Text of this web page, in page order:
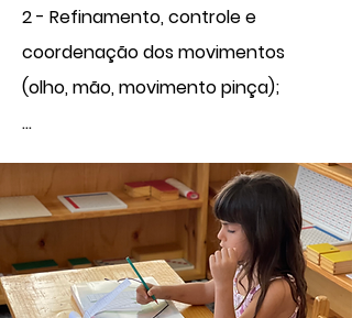
2 - Refinamento, controle e
coordenação dos movimentos
(olho, mão, movimento pinça);
3 - Refinamento dos sentidos
4 - Refinamento das capacidades
de comunicação oral